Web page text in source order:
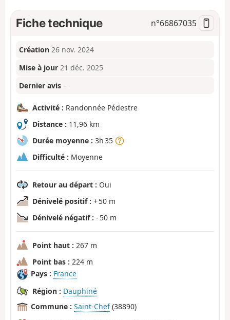
Fiche technique n°66867035
Création 26 nov. 2024
Mise à jour 21 déc. 2025
Dernier avis –
Activité : Randonnée Pédestre
Distance : 11,96 km
Durée moyenne : 3h 35
Difficulté : Moyenne
Retour au départ : Oui
Dénivelé positif : + 50 m
Dénivelé négatif : - 50 m
Point haut : 267 m
Point bas : 224 m
Pays : France
Région : Dauphiné
Commune : Saint-Chef(38890)